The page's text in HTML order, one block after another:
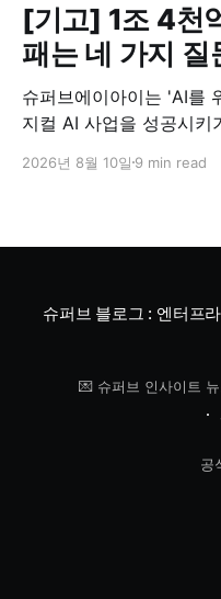
[기고] 1조 4천
패는 네 가지 질
슈퍼브에이아이는 'AI를
지컬 AI 사업을 성공시키
지도라는 네 가지 설계가
2026년 8월 10일 9 min read
슈퍼브 블로그 : 엔터프
💌 슈퍼브 인사이트
공